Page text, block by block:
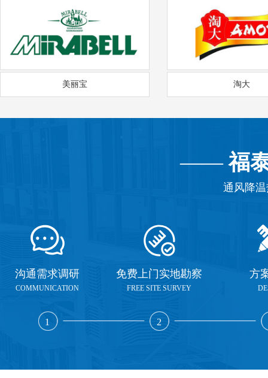
美丽宝 淘大
——福
通风降
沟通需求调研
COMMUNICATION
1
免费上门实地勘察
FREE SITE SURVEY
2
方